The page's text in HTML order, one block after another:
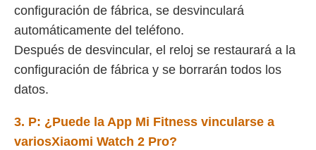
configuración de fábrica, se desvinculará
automáticamente del teléfono.
Después de desvincular, el reloj se restaurará a la
configuración de fábrica y se borrarán todos los
datos.
3. P: ¿Puede la App Mi Fitness vincularse a
variosXiaomi Watch 2 Pro?